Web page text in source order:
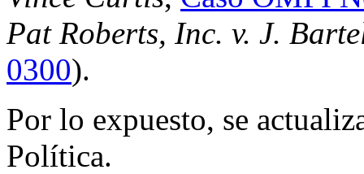
Pat Roberts, Inc. v. J.
0300).
Por lo expuesto, se
Política.